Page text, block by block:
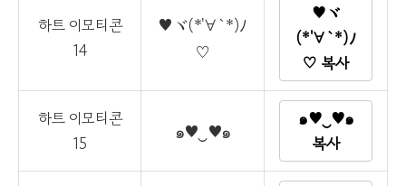
하트 이모티콘
14
♥ヾ(*'∀`*)ﾉ
♡
♥ヾ
(*'∀`*)ﾉ
♡ 복사
하트 이모티콘
15
๑♥‿♥๑
๑♥‿♥๑
복사